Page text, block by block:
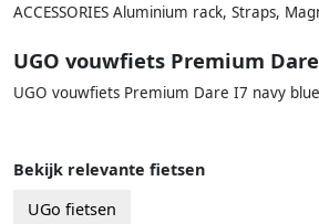
ACCESSORIES Aluminium rack, Straps,
UGO vouwfiets Premium
UGO vouwfiets Premium Dare I7 navy blue
Bekijk relevante fietsen
UGo fietsen